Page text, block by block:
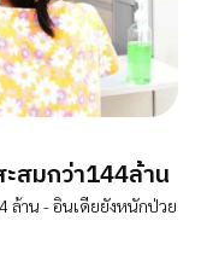
สมกว่า144ล้าน
ล้าน - อินเดียยังหนักป่วย